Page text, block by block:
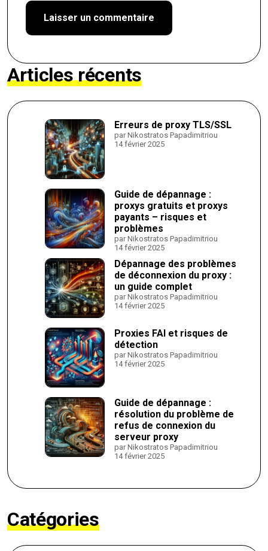
Articles récents
Erreurs de proxy TLS/SSL
par Nikostratos Papadimitriou
14 février 2025
Guide de dépannage :
proxys gratuits et proxys
payants – risques et
problèmes
par Nikostratos Papadimitriou
14 février 2025
Dépannage des problèmes
de déconnexion du proxy :
un guide complet
par Nikostratos Papadimitriou
14 février 2025
Proxies FAI et risques de
détection
par Nikostratos Papadimitriou
14 février 2025
Guide de dépannage :
résolution du problème de
refus de connexion du
serveur proxy
par Nikostratos Papadimitriou
14 février 2025
Catégories